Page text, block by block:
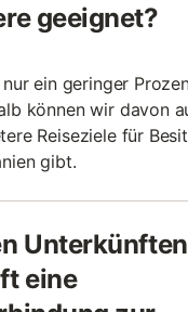
geeignet?
ein geringer
können wir davon
Reiseziele für
gibt.
eine